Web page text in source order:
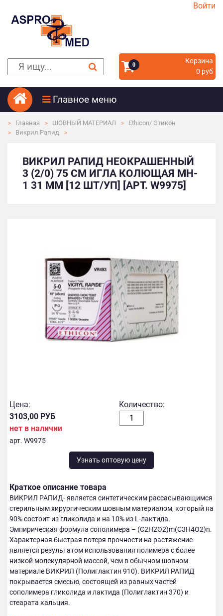
Войти
0
Корзина
0 руб
Главное меню
Главная ШОВНЫЙ МАТЕРИАЛ
Ethicon/ Этикон
Викрил Рапид
ВИКРИЛ РАПИД НЕОКРАШЕННЫЙ
3 (2/0) 75 СМ ИГЛА КОЛЮЩАЯ MH-
1 31 ММ [12 ШТ/УП] [АРТ. W9975]
Цена:
3103,00 РУБ
нет в наличии
арт. W9975
Количество:
Узнать оптовую цену
Краткое описание товара
ВИКРИЛ РАПИД- является синтетическим рассасывающимся
стерильным хирургическим шовным материалом, который на
90% состоит из гликолида и на 10% из L-лактида.
Эмпирическая формула сополимера – (С2H2O2)m(C3H4O2)n.
Характерная быстрая потеря прочности на растяжение
является результатом использования полимера с более
низкой молекулярной массой, чем в обычном шовном
материале ВИКРИЛ (Полиглактин 910). ВИКРИЛ РАПИД
покрывается смесью, состоящей из равных частей
сополимера гликолида и лактида (Полиглактин 370) и
стеарата кальция.